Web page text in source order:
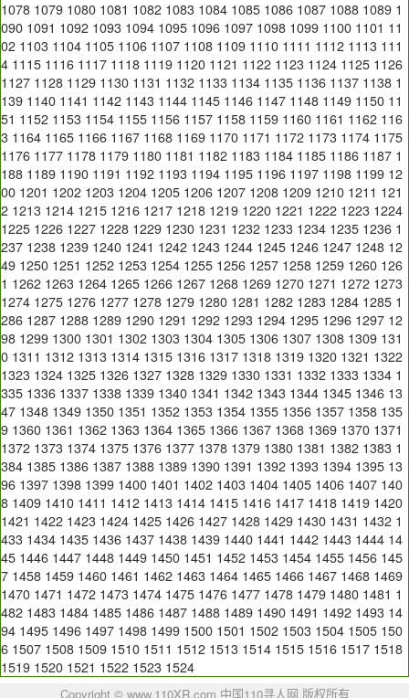
1078 1079 1080 1081 1082 1083 1084 1085 1086 1087 1088 1089 1
090 1091 1092 1093 1094 1095 1096 1097 1098 1099 1100 1101 11
02 1103 1104 1105 1106 1107 1108 1109 1110 1111 1112 1113 111
4 1115 1116 1117 1118 1119 1120 1121 1122 1123 1124 1125 1126
1127 1128 1129 1130 1131 1132 1133 1134 1135 1136 1137 1138 1
139 1140 1141 1142 1143 1144 1145 1146 1147 1148 1149 1150 11
51 1152 1153 1154 1155 1156 1157 1158 1159 1160 1161 1162 116
3 1164 1165 1166 1167 1168 1169 1170 1171 1172 1173 1174 1175
1176 1177 1178 1179 1180 1181 1182 1183 1184 1185 1186 1187 1
188 1189 1190 1191 1192 1193 1194 1195 1196 1197 1198 1199 12
00 1201 1202 1203 1204 1205 1206 1207 1208 1209 1210 1211 121
2 1213 1214 1215 1216 1217 1218 1219 1220 1221 1222 1223 1224
1225 1226 1227 1228 1229 1230 1231 1232 1233 1234 1235 1236 1
237 1238 1239 1240 1241 1242 1243 1244 1245 1246 1247 1248 12
49 1250 1251 1252 1253 1254 1255 1256 1257 1258 1259 1260 126
1 1262 1263 1264 1265 1266 1267 1268 1269 1270 1271 1272 1273
1274 1275 1276 1277 1278 1279 1280 1281 1282 1283 1284 1285 1
286 1287 1288 1289 1290 1291 1292 1293 1294 1295 1296 1297 12
98 1299 1300 1301 1302 1303 1304 1305 1306 1307 1308 1309 131
0 1311 1312 1313 1314 1315 1316 1317 1318 1319 1320 1321 1322
1323 1324 1325 1326 1327 1328 1329 1330 1331 1332 1333 1334 1
335 1336 1337 1338 1339 1340 1341 1342 1343 1344 1345 1346 13
47 1348 1349 1350 1351 1352 1353 1354 1355 1356 1357 1358 135
9 1360 1361 1362 1363 1364 1365 1366 1367 1368 1369 1370 1371
1372 1373 1374 1375 1376 1377 1378 1379 1380 1381 1382 1383 1
384 1385 1386 1387 1388 1389 1390 1391 1392 1393 1394 1395 13
96 1397 1398 1399 1400 1401 1402 1403 1404 1405 1406 1407 140
8 1409 1410 1411 1412 1413 1414 1415 1416 1417 1418 1419 1420
1421 1422 1423 1424 1425 1426 1427 1428 1429 1430 1431 1432 1
433 1434 1435 1436 1437 1438 1439 1440 1441 1442 1443 1444 14
45 1446 1447 1448 1449 1450 1451 1452 1453 1454 1455 1456 145
7 1458 1459 1460 1461 1462 1463 1464 1465 1466 1467 1468 1469
1470 1471 1472 1473 1474 1475 1476 1477 1478 1479 1480 1481 1
482 1483 1484 1485 1486 1487 1488 1489 1490 1491 1492 1493 14
94 1495 1496 1497 1498 1499 1500 1501 1502 1503 1504 1505 150
6 1507 1508 1509 1510 1511 1512 1513 1514 1515 1516 1517 1518
1519 1520 1521 1522 1523 1524
Copyright © www.110XR.com 中国110寻人网 版权所有